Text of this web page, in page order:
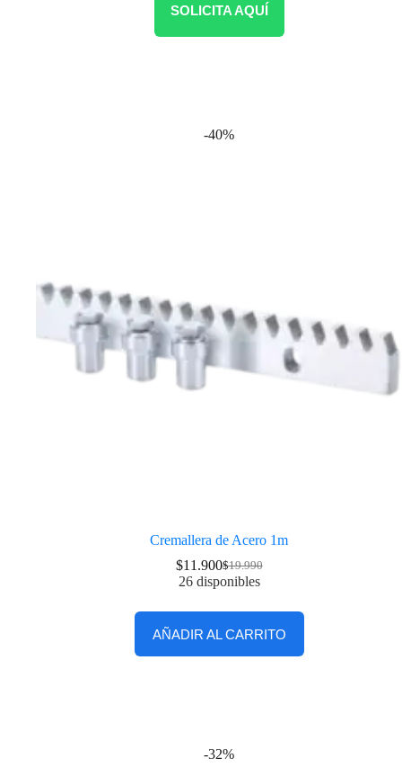
SOLICITA AQUÍ
-40%
Cremallera de Acero 1m
$19.990
$11.900
26 disponibles
AÑADIR AL CARRITO
-32%